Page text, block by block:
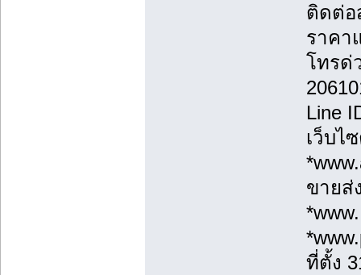
ติดต่อ
ราคา
โทรด่
Line
เว็บไ
ขายส่
ที่ตั้ง